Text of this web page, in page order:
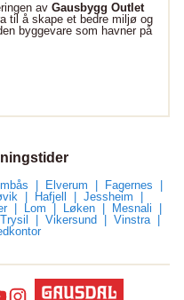
avGausbygg Outlet
til å skape et bedre miljø og
byggevare som havner på
Elverum
Fagernes
Hafjell
Jessheim
Lom Løken
Mesnali
Trysil Vikersund
Vinstra